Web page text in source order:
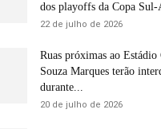
dos playoffs da Copa Sul-
22 de julho de 2026
Ruas próximas ao Estádio
Souza Marques terão
durante...
20 de julho de 2026